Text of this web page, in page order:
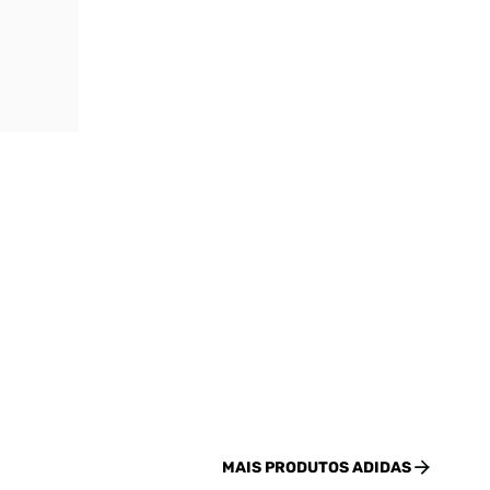
MAIS PRODUTOSADIDAS